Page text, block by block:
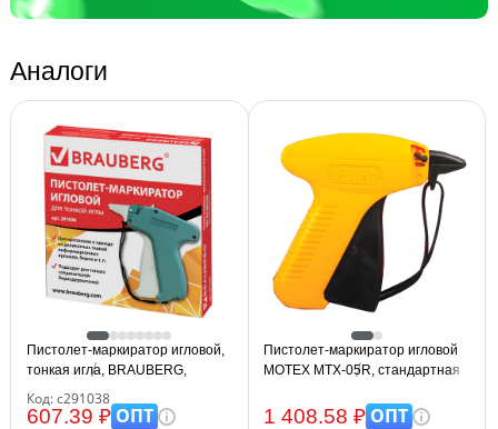
Аналоги
Пистолет-маркиратор игловой,
тонкая игла, BRAUBERG,
Код: с291038
607.39 ₽ОПТ
Пистолет-маркиратор игловой
MOTEX MTX-05R, стандартная
1 408.58 ₽ОПТ